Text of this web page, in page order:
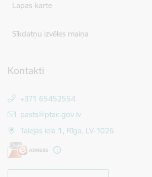
Lapas karte
Sīkdatņu izvēles maiņa
Kontakti
+371 65452554
E-pasts:
pasts@ptac.gov.lv
Talejas iela 1, Rīga, LV-1026